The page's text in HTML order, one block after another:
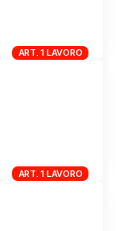
ART. 1 LAVORO
ART. 1 LAVORO